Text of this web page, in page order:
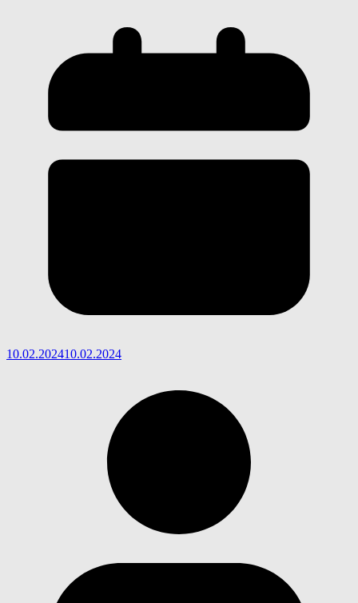
10.02.202410.02.2024